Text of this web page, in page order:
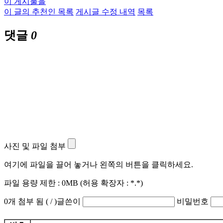
이 글의 추천인 목록 게시글 수정 내역 목록
댓글 0
사진 및 파일 첨부
여기에 파일을 끌어 놓거나 왼쪽의 버튼을 클릭하세요.
파일 용량 제한 : 0MB (허용 확장자 : *.*)
0개 첨부 됨 ( /)글쓴이 비밀번호